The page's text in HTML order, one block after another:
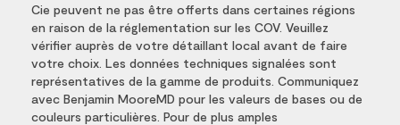
Cie peuvent ne pas être offerts dans certaines régions
en raison de la réglementation sur les COV. Veuillez
vérifier auprès de votre détaillant local avant de faire
votre choix. Les données techniques signalées sont
représentatives de la gamme de produits. Communiquez
avec Benjamin MooreMD pour les valeurs de bases ou de
couleurs particulières. Pour de plus amples